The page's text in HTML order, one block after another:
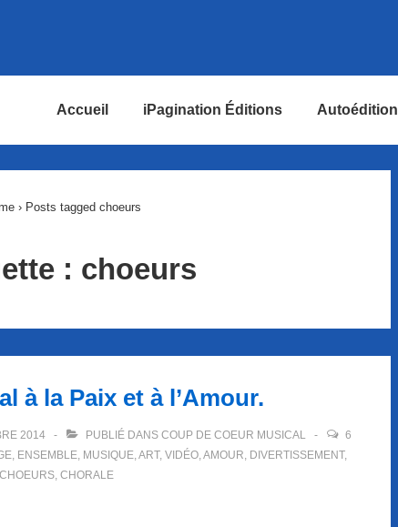
Accueil iPagination Éditions Autoédition
› Posts tagged choeurs
: choeurs
à la Paix et à l’Amour.
2014 PUBLIÉ DANS COUP DE COEUR MUSICAL
6
, ENSEMBLE, MUSIQUE,ART, VIDÉO,AMOUR, DIVERTISSEMENT,
CHOEURS, CHORALE